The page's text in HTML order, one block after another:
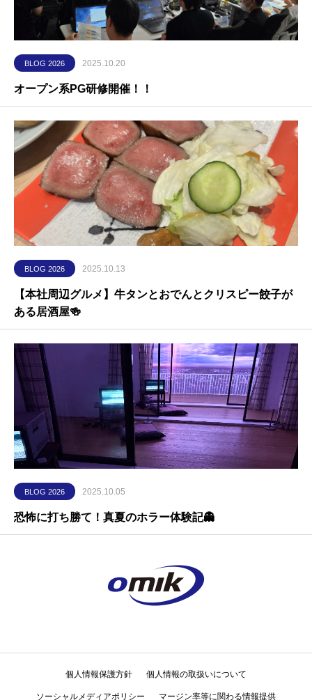
BLOG 2026 2025.10.20
オープン系PG研修開催！！
BLOG 2026 2025.10.13
【本社周辺グルメ】牛タンとおでんとクリスピー餃子が
ある居酒屋🍻
BLOG 2026 2025.10.05
恐怖に打ち勝て！真夏のホラー体験記👻
個人情報保護方針 個人情報の取扱いについて
ソーシャルメディアポリシー マージン率等に関わる情報提供